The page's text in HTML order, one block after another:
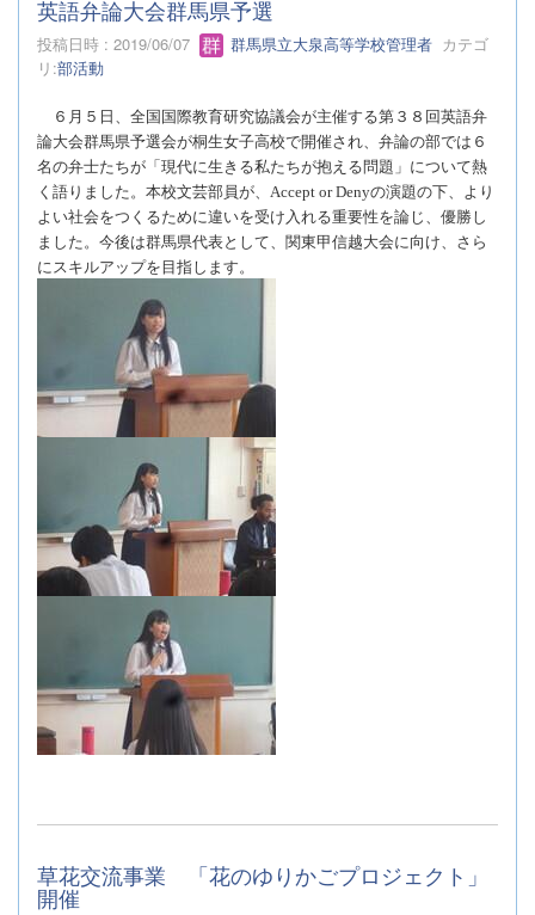
英語弁論大会群馬県予選
投稿日時 : 2019/06/07 群馬県立大泉高等学校管理者 カテゴ
リ:部活動
６月５日、全国国際教育研究協議会が主催する第３８回英語弁
論大会群馬県予選会が桐生女子高校で開催され、弁論の部では６
名の弁士たちが「現代に生きる私たちが抱える問題」について熱
く語りました。本校文芸部員が、 Accept or Denyの演題の下、より
よい社会をつくるために違いを受け入れる重要性を論じ、優勝し
ました。今後は群馬県代表として、関東甲信越大会に向け、さら
にスキルアップを目指します。
草花交流事業 「花のゆりかごプロジェクト」
開催